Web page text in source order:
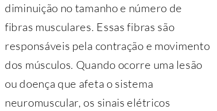
diminuição no tamanho e número de
fibras musculares. Essas fibras são
responsáveis pela contração e movimento
dos músculos. Quando ocorre uma lesão
ou doença que afeta o sistema
neuromuscular, os sinais elétricos